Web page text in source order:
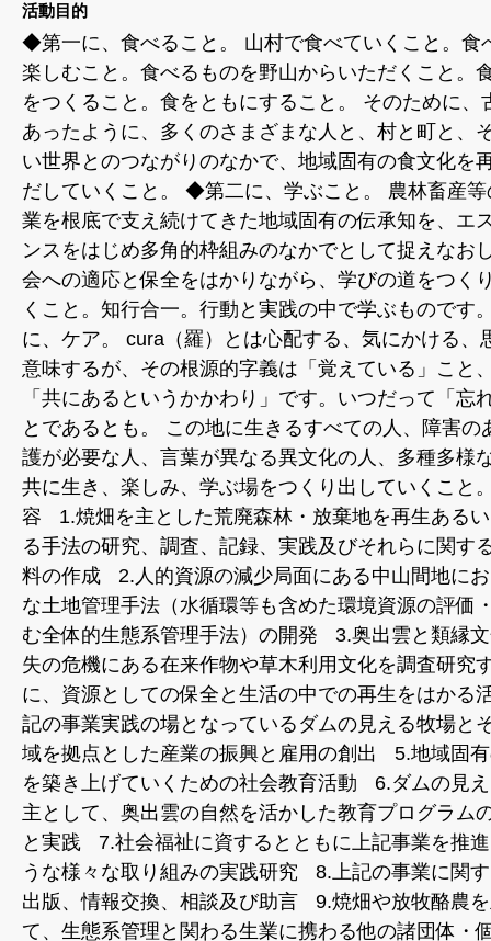
活動目的
◆第一に、食べること。 山村で食べていくこと。食
楽しむこと。食べるものを野山からいただくこと。
をつくること。食をともにすること。 そのために、
あったように、多くのさまざまな人と、村と町と、
い世界とのつながりのなかで、地域固有の食文化を
だしていくこと。 ◆第二に、学ぶこと。 農林畜産等
業を根底で支え続けてきた地域固有の伝承知を、エ
ンスをはじめ多角的枠組みのなかでとして捉えなお
会への適応と保全をはかりながら、学びの道をつく
くこと。知行合一。行動と実践の中で学ぶものです
に、ケア。 cura（羅）とは心配する、気にかける、
意味するが、その根源的字義は「覚えている」こと
「共にあるというかかわり」です。いつだって「忘
とであるとも。 この地に生きるすべての人、障害の
護が必要な人、言葉が異なる異文化の人、多種多様
共に生き、楽しみ、学ぶ場をつくり出していくこと
容 1.焼畑を主とした荒廃森林・放棄地を再生ある
る手法の研究、調査、記録、実践及びそれらに関す
料の作成 2.人的資源の減少局面にある中山間地に
な土地管理手法（水循環等も含めた環境資源の評価
む全体的生態系管理手法）の開発 3.奥出雲と類縁
失の危機にある在来作物や草木利用文化を調査研究
に、資源としての保全と生活の中での再生をはか
記の事業実践の場となっているダムの見える牧場と
域を拠点とした産業の振興と雇用の創出 5.地域固
を築き上げていくための社会教育活動 6.ダムの見
主として、奥出雲の自然を活かした教育プログラム
と実践 7.社会福祉に資するとともに上記事業を推
うな様々な取り組みの実践研究 8.上記の事業に関
出版、情報交換、相談及び助言 9.焼畑や放牧酪農
て、生態系管理と関わる生業に携わる他の諸団体・